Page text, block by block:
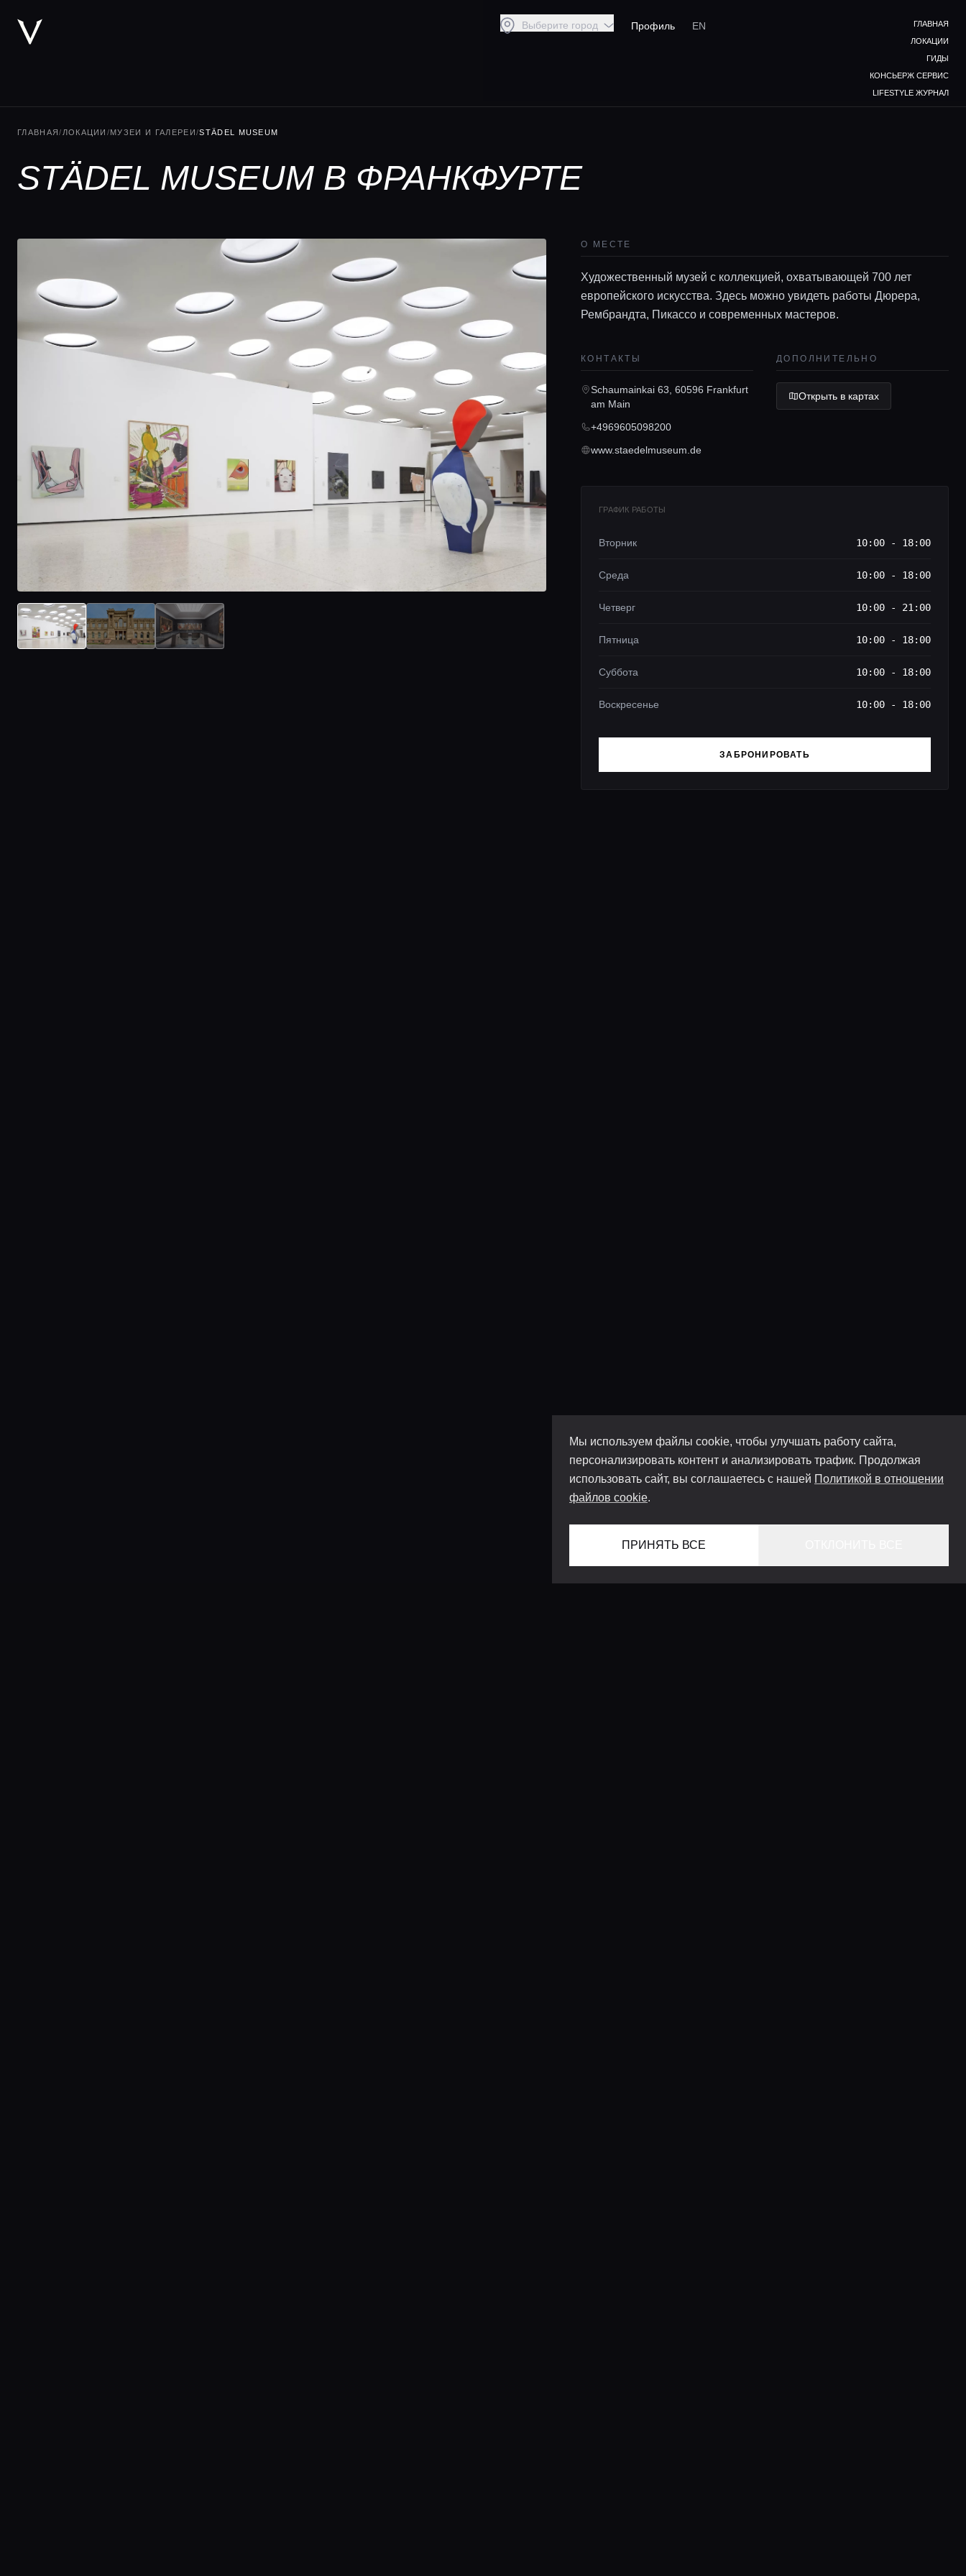
Мы используем файлы cookie, чтобы улучшать работу сайта,
персонализировать контент и анализировать трафик. Продолжая
использовать сайт, вы соглашаетесь с нашей Политикой в отношении
файлов cookie.
ПРИНЯТЬ ВСЕ
Выберите город Профиль EN
ГЛАВНАЯ
ЛОКАЦИИ
ГИДЫ
КОНСЬЕРЖ СЕРВИС
LIFESTYLE ЖУРНАЛ
ГЛАВНАЯ/ ЛОКАЦИИ /МУЗЕИ И ГАЛЕРЕИ/STÄDEL MUSEUM
STÄDEL MUSEUM В ФРАНКФУРТЕ
О МЕСТЕ
Художественный музей с коллекцией, охватывающей 700 лет
европейского искусства. Здесь можно увидеть работы Дюрера,
Рембрандта, Пикассо и современных мастеров.
КОНТАКТЫ
Schaumainkai 63, 60596 Frankfurt
am Main
+4969605098200
www.staedelmuseum.de
ДОПОЛНИТЕЛЬНО
Открыть в картах
ГРАФИК РАБОТЫ
Вторник 10:00 - 18:00
Среда 10:00 - 18:00
Четверг 10:00 - 21:00
Пятница 10:00 - 18:00
Суббота 10:00 - 18:00
Воскресенье 10:00 - 18:00
ЗАБРОНИРОВАТЬ